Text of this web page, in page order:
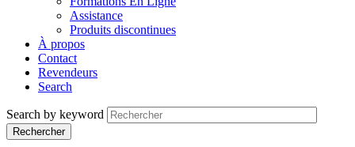
Assistance
Produits discontinues
À propos
Contact
Revendeurs
Search
Search by keyword